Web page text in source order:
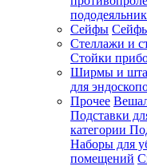
Сейфы
Стеллажи и
Стойки
Ширмы и
для
Прочее
Подставки
категории
Наборы для
помещений